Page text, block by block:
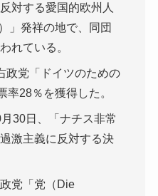
対する愛国的欧州人
」発祥の地で、同団
れている。
政党「ドイツのための
率28％を獲得した。
30日、「ナチス非常
激主義に反対する決
党「党（Die